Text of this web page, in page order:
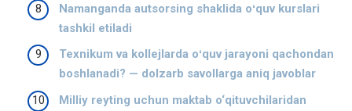
Namanganda autsorsing shaklida oʻquv kurslari
tashkil etiladi
Texnikum va kollejlarda oʻquv jarayoni qachondan
boshlanadi? — dolzarb savollarga aniq javoblar
Milliy reyting uchun maktab o‘qituvchilaridan